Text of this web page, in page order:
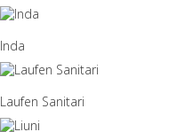
Inda
Laufen Sanitari